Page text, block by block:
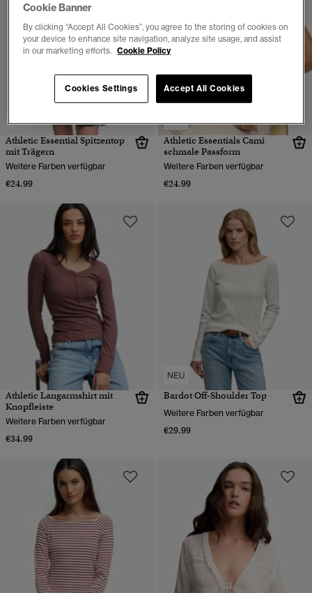
Athletic Essential Spitzentop
mit Trägern
Weitere Farben verfügbar
€24.99
Athletic Essentials Cami
schmale Passform
Weitere Farben verfügbar
€24.99
Athletic Langarmshirt mit
Knopfleiste
Weitere Farben verfügbar
€34.99
NEU
Bardot Off-Shoulder Top
Weitere Farben verfügbar
€29.99
Cookie Banner
By clicking “Accept All Cookies”, you agree to the storing of cookies on
your device to enhance site navigation, analyze site usage, and assist
in our marketing efforts. Cookie Policy
Accept All Cookies
Cookies Settings